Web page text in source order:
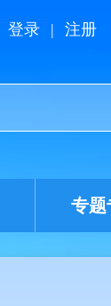
登录 | 注册
专题